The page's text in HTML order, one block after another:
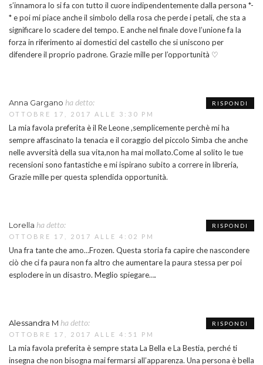
s’innamora lo si fa con tutto il cuore indipendentemente dalla persona *-
* e poi mi piace anche il simbolo della rosa che perde i petali, che sta a
significare lo scadere del tempo. E anche nel finale dove l’unione fa la
forza in riferimento ai domestici del castello che si uniscono per
difendere il proprio padrone. Grazie mille per l’opportunità ♡
Anna Gargano ha detto:
OTTOBRE 17, 2017 ALLE 3:30 PM
La mia favola preferita è il Re Leone ,semplicemente perchè mi ha
sempre affascinato la tenacia e il coraggio del piccolo Simba che anche
nelle avversità della sua vita,non ha mai mollato.Come al solito le tue
recensioni sono fantastiche e mi ispirano subito a correre in libreria,
Grazie mille per questa splendida opportunità.
RISPONDI
Lorella ha detto:
OTTOBRE 17, 2017 ALLE 4:02 PM
Una fra tante che amo…Frozen. Questa storia fa capire che nascondere
ciò che ci fa paura non fa altro che aumentare la paura stessa per poi
esplodere in un disastro. Meglio spiegare….
RISPONDI
Alessandra M ha detto:
OTTOBRE 17, 2017 ALLE 4:51 PM
La mia favola preferita è sempre stata La Bella e La Bestia, perché ti
insegna che non bisogna mai fermarsi all’apparenza. Una persona è bella
RISPONDI